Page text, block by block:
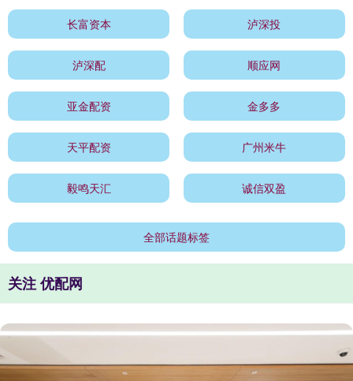
长富资本 泸深投
泸深配 顺应网
亚金配资 金多多
天平配资 广州米牛
毅鸣天汇 诚信双盈
全部话题标签
关注 优配网